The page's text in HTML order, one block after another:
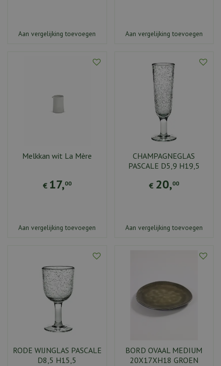
Aan vergelijking toevoegen Aan vergelijking toevoegen
Melkkan wit La Mère
€ 17,00
Aan vergelijking toevoegen
CHAMPAGNEGLAS
PASCALE D5,9 H19,5
€ 20,00
Aan vergelijking toevoegen
RODE WIJNGLAS PASCALE
D8,5 H15,5
BORD OVAAL MEDIUM
20X17XH18 GROEN